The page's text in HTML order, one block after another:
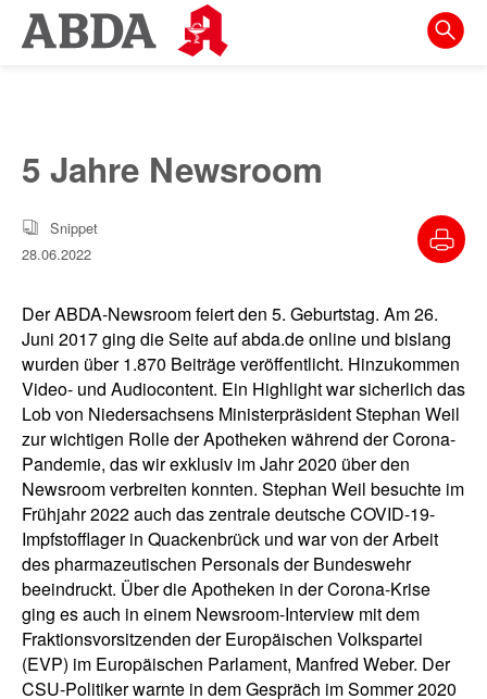
Springe
direkt
zur
Navigation
Inhalt
zur
Suche
5 Jahre Newsroom
Snippet
28.06.2022
Der ABDA-Newsroom feiert den 5. Geburtstag. Am 26.
Juni 2017 ging die Seite auf abda.de online und bislang
wurden über 1.870 Beiträge veröffentlicht. Hinzukommen
Video- und Audiocontent. Ein Highlight war sicherlich das
Lob von Niedersachsens Ministerpräsident Stephan Weil
zur wichtigen Rolle der Apotheken während der Corona-
Pandemie, das wir exklusiv im Jahr 2020 über den
Newsroom verbreiten konnten. Stephan Weil besuchte im
Frühjahr 2022 auch das zentrale deutsche COVID-19-
Impfstofflager in Quackenbrück und war von der Arbeit
des pharmazeutischen Personals der Bundeswehr
beeindruckt. Über die Apotheken in der Corona-Krise
ging es auch in einem Newsroom-Interview mit dem
Fraktionsvorsitzenden der Europäischen Volkspartei
(EVP) im Europäischen Parlament, Manfred Weber. Der
CSU-Politiker warnte in dem Gespräch im Sommer 2020